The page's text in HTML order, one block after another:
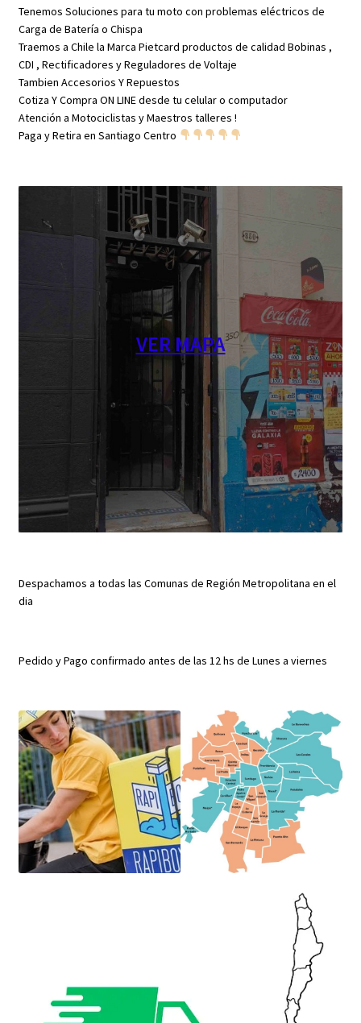
Tenemos Soluciones para tu moto con problemas eléctricos de
Carga de Batería o Chispa
Traemos a Chile la Marca Pietcard productos de calidad Bobinas ,
CDI , Rectificadores y Reguladores de Voltaje
Tambien Accesorios Y Repuestos
Cotiza Y Compra ON LINE desde tu celular o computador
Atención a Motociclistas y Maestros talleres !
Paga y Retira en Santiago Centro
VER MAPA
Despachamos a todas las Comunas de Región Metropolitana en el
dia
Pedido y Pago confirmado antes de las 12 hs de Lunes a viernes